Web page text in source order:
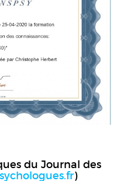
du Journal des
)